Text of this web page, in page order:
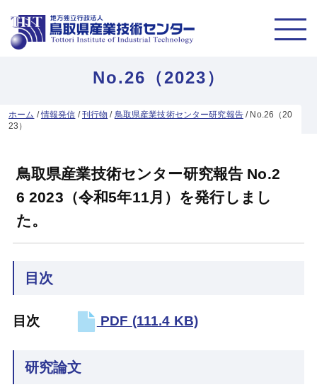
No.26（2023）
ホーム /情報発信 /刊行物 / 鳥取県産業技術センター研究報告/ No.26（20
23）
鳥取県産業技術センター研究報告 No.2
6 2023（令和5年11月）を発行しまし
た。
目次
目次 PDF (111.4 KB)
研究論文